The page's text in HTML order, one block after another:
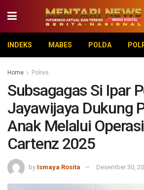
INDEKS MABES POLDA
Home Polres
Subsagagas Si Ipar
Jayawijaya Dukung
Anak Melalui
Cartenz 2025
by Ismaya Rosita Desember 30,